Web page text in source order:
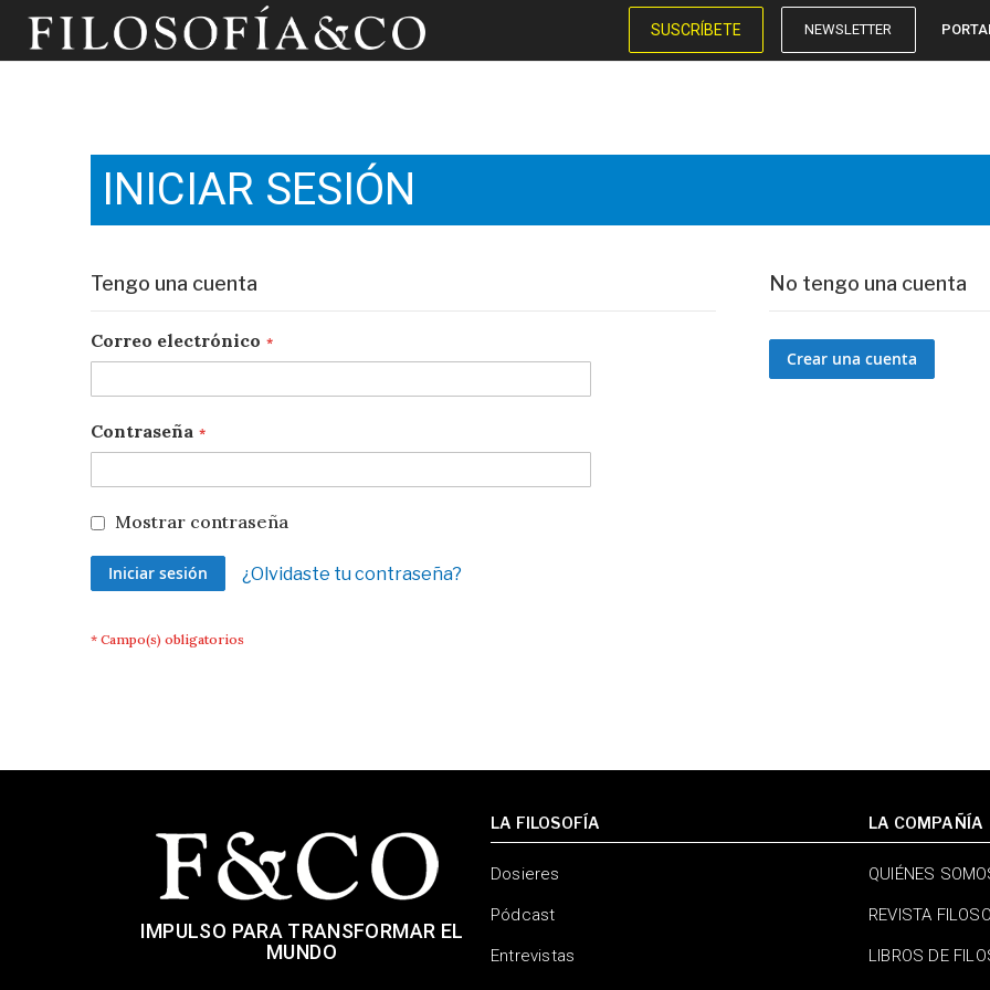
SUSCRÍBETE NEWSLETTER
INICIAR SESIÓN
Tengo una cuenta
Correo electrónico
Contraseña
Mostrar contraseña
Iniciar sesión ¿Olvidaste tu contraseña?
No tengo una cuenta
Crear una cuenta
IMPULSO PARA TRANSFORMAR EL
MUNDO
LA FILOSOFÍA
Dosieres
Pódcast
Entrevistas
LA COMPAÑÍA
QUIÉNES
REVISTA
LIBROS DE